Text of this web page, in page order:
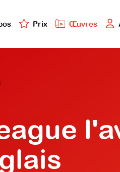
Prix Œuvres